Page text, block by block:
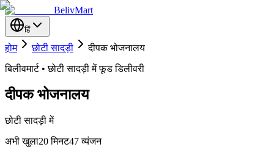
BelivMart
हिं
होम छोटी सादड़ी
दीपक भोजनालय
बिलीवमार्ट • छोटी सादड़ी में फूड डिलीवरी
दीपक भोजनालय
छोटी सादड़ी में
अभी खुला20 मिनट47 व्यंजन